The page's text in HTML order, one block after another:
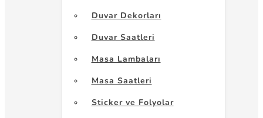
Duvar Dekorları
Duvar Saatleri
Masa Lambaları
Masa Saatleri
Sticker ve Folyolar